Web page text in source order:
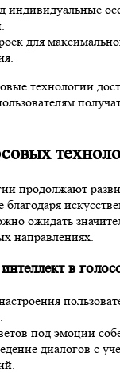
индивидуальные
для
технологии
продолжают
ожидать
направлениях.
в
под эмоции
диалогов с